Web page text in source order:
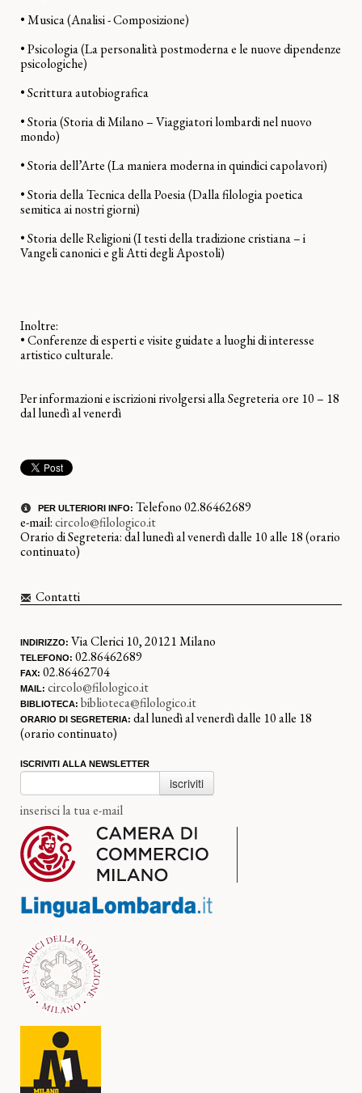
• Musica (Analisi - Composizione)
• Psicologia (La personalità postmoderna e le nuove dipendenze
psicologiche)
• Scrittura autobiografica
• Storia (Storia di Milano – Viaggiatori lombardi nel nuovo
mondo)
• Storia dell’Arte (La maniera moderna in quindici capolavori)
• Storia della Tecnica della Poesia (Dalla filologia poetica
semitica ai nostri giorni)
• Storia delle Religioni (I testi della tradizione cristiana – i
Vangeli canonici e gli Atti degli Apostoli)
Inoltre:
• Conferenze di esperti e visite guidate a luoghi di interesse
artistico culturale.
Per informazioni e iscrizioni rivolgersi alla Segreteria ore 10 – 18
dal lunedì al venerdì
PER ULTERIORI INFO: Telefono 02.86462689
e-mail:circolo@filologico.it
Orario di Segreteria: dal lunedì al venerdì dalle 10 alle 18 (orario
continuato)
Contatti
INDIRIZZO: Via Clerici 10, 20121 Milano
TELEFONO: 02.86462689
FAX: 02.86462704
MAIL: circolo@filologico.it
BIBLIOTECA: biblioteca@filologico.it
ORARIO DI SEGRETERIA: dal lunedì al venerdì dalle 10 alle 18
(orario continuato)
ISCRIVITI ALLA NEWSLETTER
iscriviti
inserisci la tua e-mail